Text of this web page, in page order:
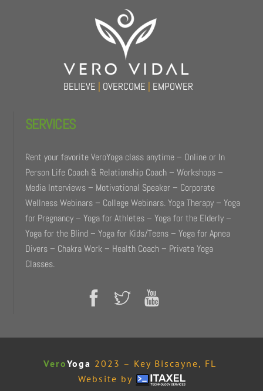
BELIEVE | OVERCOME | EMPOWER
SERVICES
Rent your favorite VeroYoga class anytime – Online or In
Person Life Coach & Relationship Coach – Workshops –
Media Interviews – Motivational Speaker – Corporate
Wellness Webinars – College Webinars. Yoga Therapy – Yoga
for Pregnancy – Yoga for Athletes – Yoga for the Elderly –
Yoga for the Blind – Yoga for Kids/Teens – Yoga for Apnea
Divers – Chakra Work – Health Coach – Private Yoga
Classes.
VeroYoga 2023 – Key Biscayne, FL
Website by